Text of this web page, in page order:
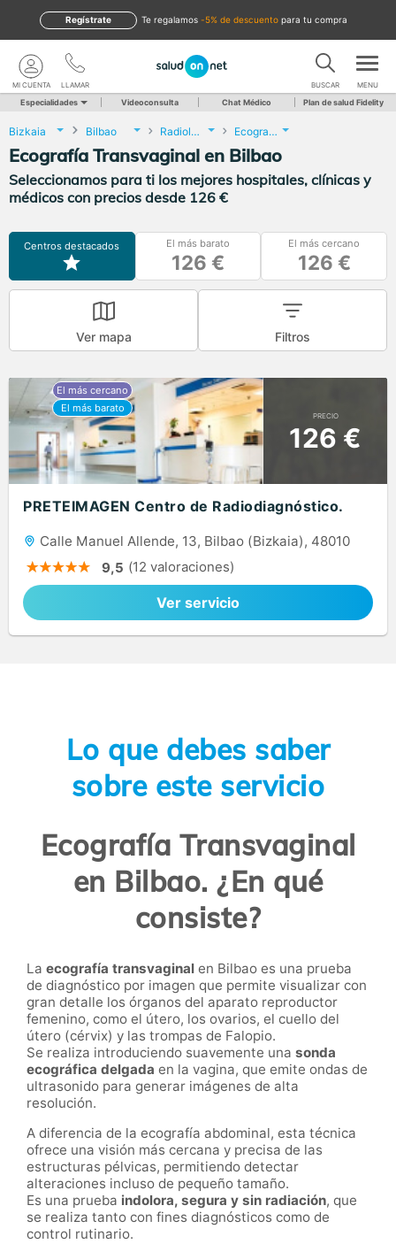
te regalamos -5% de descuento para tu compra
Regístrate
LLAMAR
MI CUENTA BUSCAR MENU
Especialidades Videoconsulta Chat Médico Plan de salud Fidelity
Bizkaia Bilbao Radiología Ecografía Transvaginal
Ecografía Transvaginal en Bilbao
Seleccionamos para ti los mejores hospitales, clínicas y
médicos con precios desde 126 €
Centros destacados El más barato
126 €
El más cercano
126 €
Ver mapa Filtros
PRECIO
126 €
PRETEIMAGEN Centro de Radiodiagnóstico.
Calle Manuel Allende, 13, Bilbao (Bizkaia), 48010
9,5 (12 valoraciones)
Ver servicio
Lo que debes saber
sobre este servicio
Ecografía Transvaginal
en Bilbao. ¿En qué
consiste?
La ecografía transvaginal en Bilbao es una prueba
de diagnóstico por imagen que permite visualizar con
gran detalle los órganos del aparato reproductor
femenino, como el útero, los ovarios, el cuello del
útero (cérvix) y las trompas de Falopio.
Se realiza introduciendo suavemente una sonda
ecográfica delgada en la vagina, que emite ondas de
ultrasonido para generar imágenes de alta
resolución.
A diferencia de la ecografía abdominal, esta técnica
ofrece una visión más cercana y precisa de las
estructuras pélvicas, permitiendo detectar
alteraciones incluso de pequeño tamaño.
Es una prueba indolora, segura y sin radiación, que
se realiza tanto con fines diagnósticos como de
control rutinario.